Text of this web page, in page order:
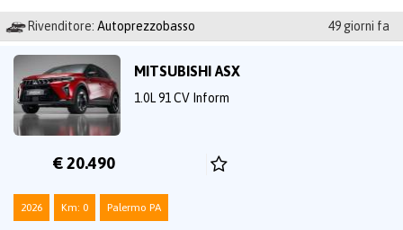
Rivenditore: Autoprezzobasso 49 giorni fa
MITSUBISHI ASX
1.0L 91 CV Inform
€ 20.490
2026 Km: 0 Palermo PA